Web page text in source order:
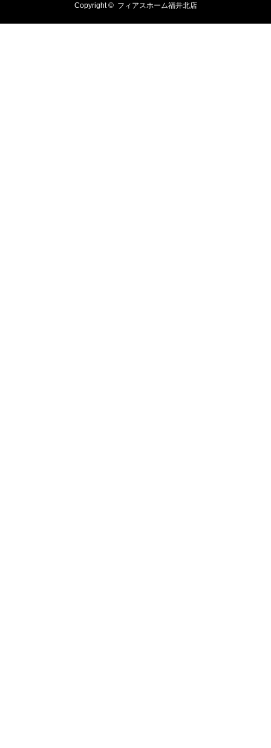
Copyright © フィアスホーム福井北店